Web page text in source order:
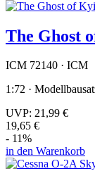
The Ghost
ICM 72140 · ICM
1:72 ·
UVP: 21,99 €
19,65 €
- 11%
in den Warenkorb